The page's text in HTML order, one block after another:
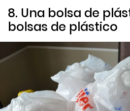
8. Una bolsa de
bolsas de plástico